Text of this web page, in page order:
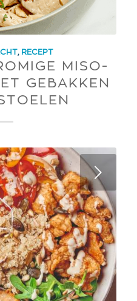
, RECEPT
MISO-
GEBAKKEN